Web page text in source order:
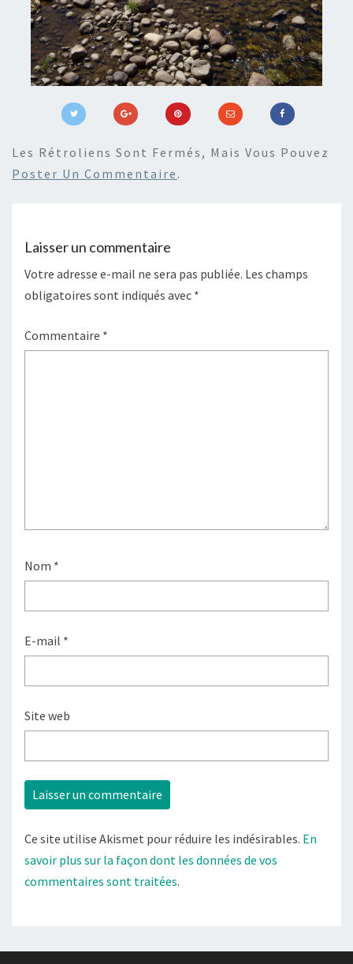
Les Rétroliens Sont Fermés, Mais Vous Pouvez
Poster Un Commentaire .
Laisser un commentaire
Votre adresse e-mail ne sera pas publiée. Les champs
obligatoires sont indiqués avec *
Commentaire *
Nom *
E-mail *
Site web
Ce site utilise Akismet pour réduire les indésirables. En
savoir plus sur la façon dont les données de vos
commentaires sont traitées.